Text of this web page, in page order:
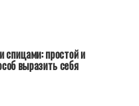
спицами: простой и
выразить себя